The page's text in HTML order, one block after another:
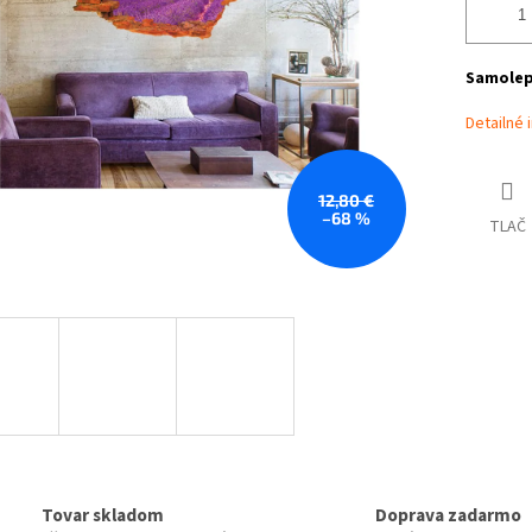
12,80 €
–68 %
Detailné
TLAČ
Tovar skladom Doprava zadarmo